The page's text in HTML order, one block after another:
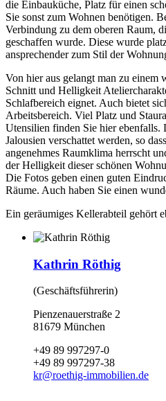
die Einbauküche, Platz für einen
Sie sonst zum Wohnen benötigen.
Verbindung zu dem oberen Raum,
geschaffen wurde. Diese wurde
ansprechender zum Stil der
Von hier aus gelangt man zu einem
Schnitt und Helligkeit
Schlafbereich eignet. Auch bietet
Arbeitsbereich. Viel Platz und
Utensilien finden Sie hier ebenfalls.
Jalousien verschattet werden, so
angenehmes Raumklima herrscht
der Helligkeit dieser schönen
Die Fotos geben einen guten
Räume. Auch haben Sie einen
Ein geräumiges Kellerabteil gehört
Kathrin Röthig
(Geschäftsführerin)
Pienzenauerstraße 2
81679 München
+49 89 997297-0
+49 89 997297-38
kr@roethig-immobilien.de